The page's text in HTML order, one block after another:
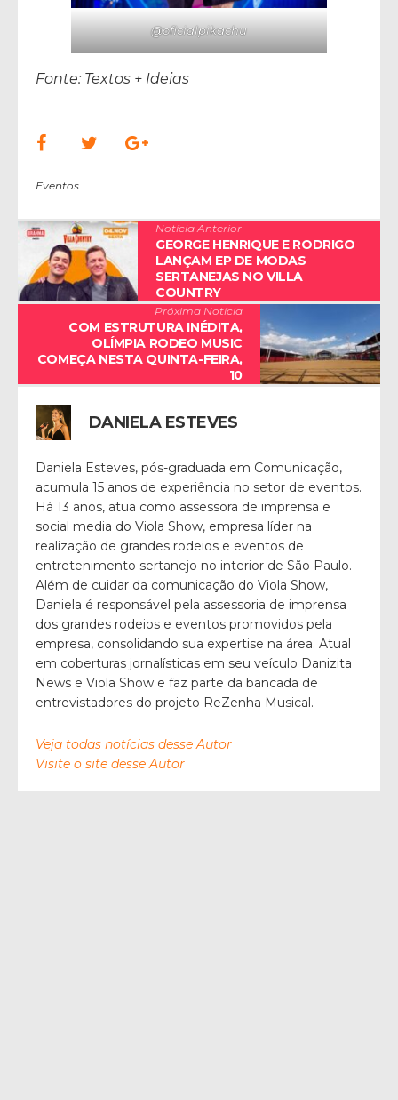
@oficialpikachu
Fonte: Textos + Ideias
Eventos
Notícia Anterior
GEORGE HENRIQUE E RODRIGO
LANÇAM EP DE MODAS
SERTANEJAS NO VILLA
COUNTRY
Próxima Notícia
COM ESTRUTURA INÉDITA,
OLÍMPIA RODEO MUSIC
COMEÇA NESTA QUINTA-FEIRA,
10
DANIELA ESTEVES
Daniela Esteves, pós-graduada em Comunicação,
acumula 15 anos de experiência no setor de eventos.
Há 13 anos, atua como assessora de imprensa e
social media do Viola Show, empresa líder na
realização de grandes rodeios e eventos de
entretenimento sertanejo no interior de São Paulo.
Além de cuidar da comunicação do Viola Show,
Daniela é responsável pela assessoria de imprensa
dos grandes rodeios e eventos promovidos pela
empresa, consolidando sua expertise na área. Atual
em coberturas jornalísticas em seu veículo Danizita
News e Viola Show e faz parte da bancada de
entrevistadores do projeto ReZenha Musical.
Veja todas notícias desse Autor
Visite o site desse Autor